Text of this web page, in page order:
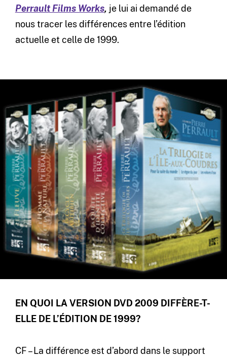
Perrault Films Works, je lui ai demandé de
nous tracer les différences entre l’édition
actuelle et celle de 1999.
EN QUOI LA VERSION DVD 2009 DIFFÈRE-T-
ELLE DE L’ÉDITION DE 1999?
CF – La différence est d’abord dans le support